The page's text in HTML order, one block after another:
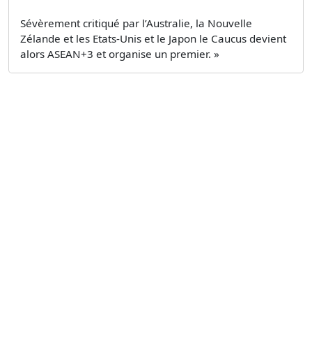
Sévèrement critiqué par l’Australie, la Nouvelle
Zélande et les Etats-Unis et le Japon le Caucus devient
alors ASEAN+3 et organise un premier. »